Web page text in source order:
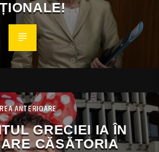
ANTERIOARE
GRECIEI IA ÎN
CĂSĂTORIA